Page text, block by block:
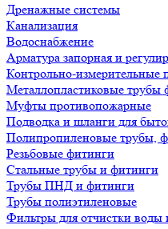
Дренажные системы
Канализация
Водоснабжение
Арматура запорная и
Контрольно-измерительные
Металлопластиковые
Муфты противопожарные
Подводка и шланги для
Полипропиленовые трубы,
Резьбовые фитинги
Стальные трубы и фитинги
Трубы ПНД и фитинги
Трубы полиэтиленовые
Фильтры для отчистки